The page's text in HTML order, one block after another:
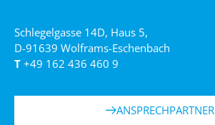
Schlegelgasse 14D, Haus 5,
D-91639 Wolframs-Eschenbach
T +49 162 436 460 9
ANSPRECHPARTNER